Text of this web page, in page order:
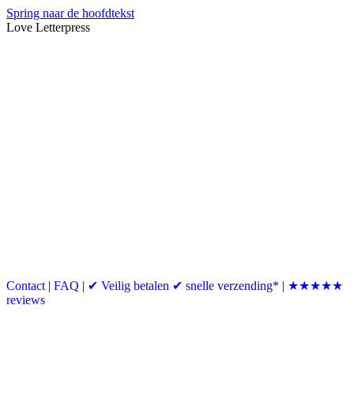
Spring naar de hoofdtekst
Love Letterpress
Contact | FAQ | ✔ Veilig betalen ✔ snelle verzending* | ★★★★★
reviews